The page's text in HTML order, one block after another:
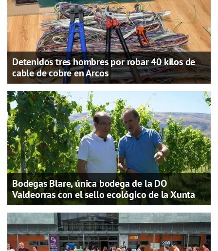
Detenidos tres hombres por robar 40 kilos de
cable de cobre en Arcos
Bodegas Blare, única bodega de la DO
Valdeorras con el sello ecológico de la Xunta